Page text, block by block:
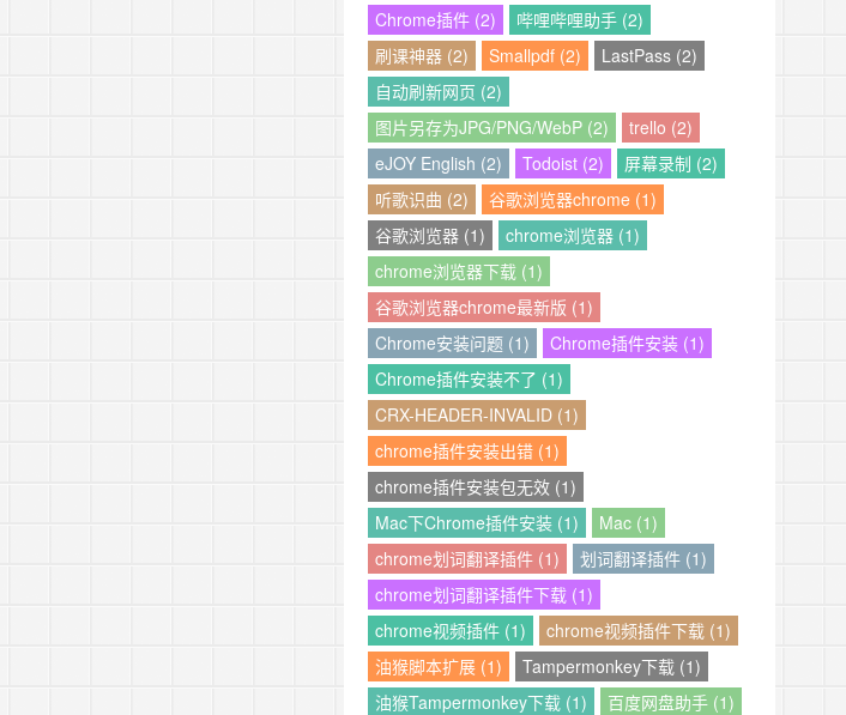
Chrome插件 (2)
哔哩哔哩助手 (2)
刷课神器 (2)
Smallpdf (2)
LastPass (2)
自动刷新网页 (2)
图片另存为JPG/PNG/WebP (2)
trello (2)
eJOY English (2)
Todoist (2)
屏幕录制 (2)
听歌识曲 (2)
谷歌浏览器chrome (1)
谷歌浏览器 (1)
chrome浏览器 (1)
chrome浏览器下载 (1)
谷歌浏览器chrome最新版 (1)
Chrome安装问题 (1)
Chrome插件安装 (1)
Chrome插件安装不了 (1)
CRX-HEADER-INVALID (1)
chrome插件安装出错 (1)
chrome插件安装包无效 (1)
Mac下Chrome插件安装 (1)
Mac (1)
chrome划词翻译插件 (1)
划词翻译插件 (1)
chrome划词翻译插件下载 (1)
chrome视频插件 (1)
chrome视频插件下载 (1)
油猴脚本扩展 (1)
Tampermonkey下载 (1)
油猴Tampermonkey下载 (1)
百度网盘助手 (1)